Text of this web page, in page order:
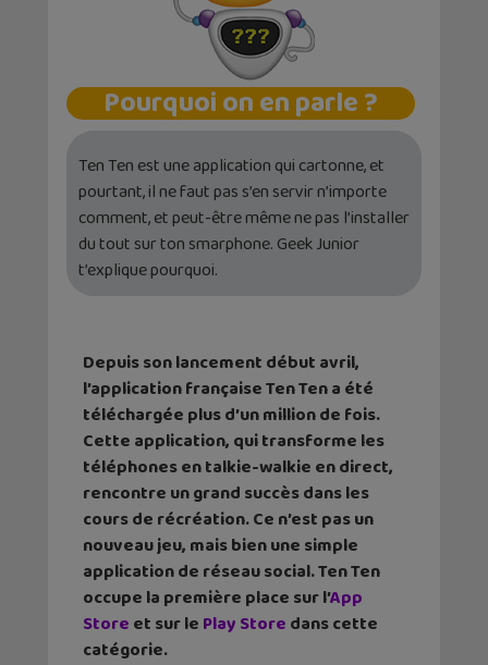
Pourquoi on en parle ?
Ten Ten est une application qui cartonne, et
pourtant, il ne faut pas s’en servir n’importe
comment, et peut-être même ne pas l’installer
du tout sur ton smarphone. Geek Junior
t’explique pourquoi.
Depuis son lancement début avril,
l’application française Ten Ten a été
téléchargée plus d’un million de fois.
Cette application, qui transforme les
téléphones en talkie-walkie en direct,
rencontre un grand succès dans les
cours de récréation. Ce n’est pas un
nouveau jeu, mais bien une simple
application de réseau social. Ten Ten
occupe la première place sur l’App
Store et sur le Play Store dans cette
catégorie.